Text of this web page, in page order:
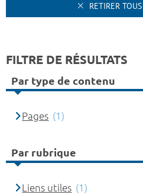
RETIRER
FILTRE DE RÉSULTATS
Par type de contenu
Pages (1)
Par rubrique
Liens utiles (1)